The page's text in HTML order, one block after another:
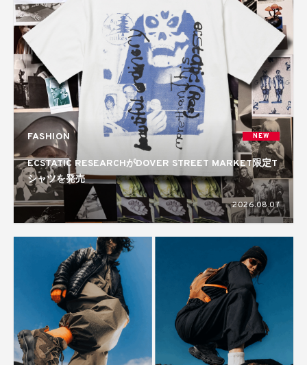
FASHION NEW
ECSTATIC RESEARCHがDOVER STREET MARKET限定T
シャツを発売
2026.08.07